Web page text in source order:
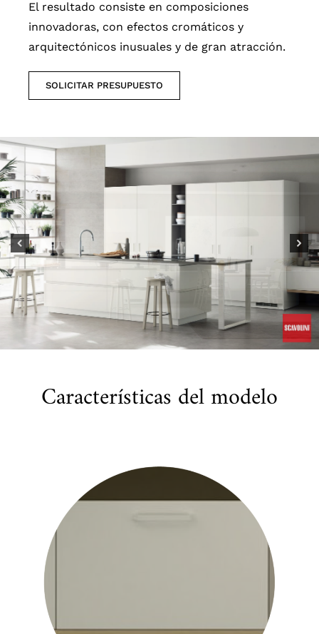
El resultado consiste en composiciones
innovadoras, con efectos cromáticos y
arquitectónicos inusuales y de gran atracción.
SOLICITAR PRESUPUESTO
Características del modelo